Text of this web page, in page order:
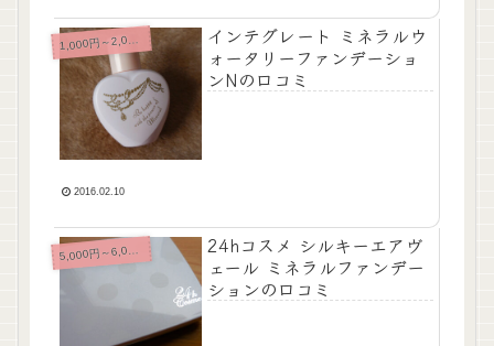
1 ,000円～2,000円未満
インテグレート ミネラルウ
ォータリーファンデーショ
ンNの口コミ
2016.02.10
5,000円～6,000円未満
24hコスメ シルキーエアヴ
ェール ミネラルファンデー
ションの口コミ